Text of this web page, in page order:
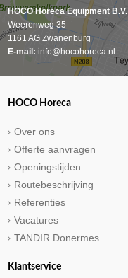
HOCO Horeca Equipment B.V.
Weerenweg 35
1161 AG Zwanenburg
E-mail: info@hocohoreca.nl
HOCO Horeca
Over ons
Offerte aanvragen
Openingstijden
Routebeschrijving
Referenties
Vacatures
TANDIR Donermes
Klantservice